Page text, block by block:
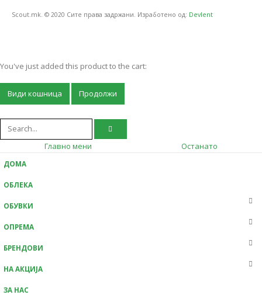
Scout.mk. © 2020 Сите права задржани. Изработено од: Devlent
You've just added this product to the cart:
Види кошница Продолжи
Главно мени Останато
ДОМА
ОБЛЕКА
ОБУВКИ
ОПРЕМА
БРЕНДОВИ
НА АКЦИЈА
ЗА НАС